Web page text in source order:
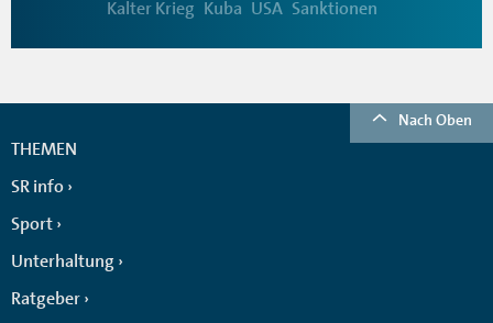
Kalter Krieg Kuba USA Sanktionen
Nach Oben
THEMEN
SR info
Sport
Unterhaltung
Ratgeber